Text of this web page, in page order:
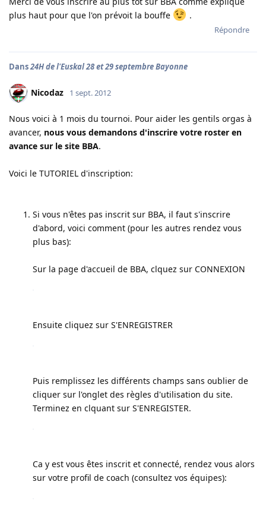
plus haut pour que l'on prévoit la bouffe
.
Répondre
Dans24H de l'Euskal 28 et 29 septembre Bayonne
Nicodaz 1 sept. 2012
Nous voici à 1 mois du tournoi. Pour aider les gentils orgas à
avancer, nous vous demandons d'inscrire votre roster en
avance sur le site BBA.
Voici le TUTORIEL d'inscription:
Si vous n'êtes pas inscrit sur BBA, il faut s'inscrire
d'abord, voici comment (pour les autres rendez vous
plus bas):
Sur la page d'accueil de BBA, clquez sur CONNEXION
Ensuite cliquez sur S'ENREGISTRER
Puis remplissez les différents champs sans oublier de
cliquer sur l'onglet des règles d'utilisation du site.
Terminez en clquant sur S'ENREGISTER.
Ca y est vous êtes inscrit et connecté, rendez vous alors
sur votre profil de coach (consultez vos équipes):